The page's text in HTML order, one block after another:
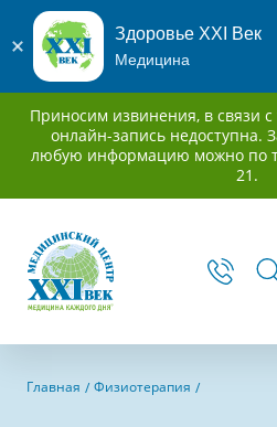
Здоровье XXI Век
Медицина
Приносим извинения, в связи
онлайн-запись недоступна.
любую информацию можно по
21.
Главная Физиотерапия